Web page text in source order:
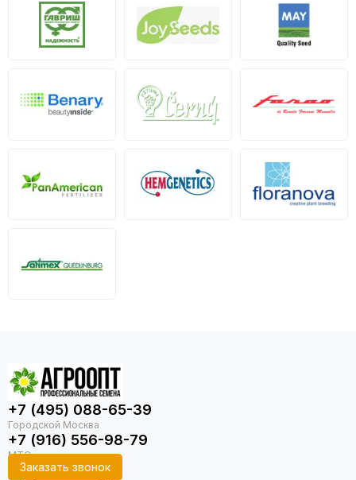
+7 (495) 088-65-39
+7 (916) 556-98-79
Заказать звонок